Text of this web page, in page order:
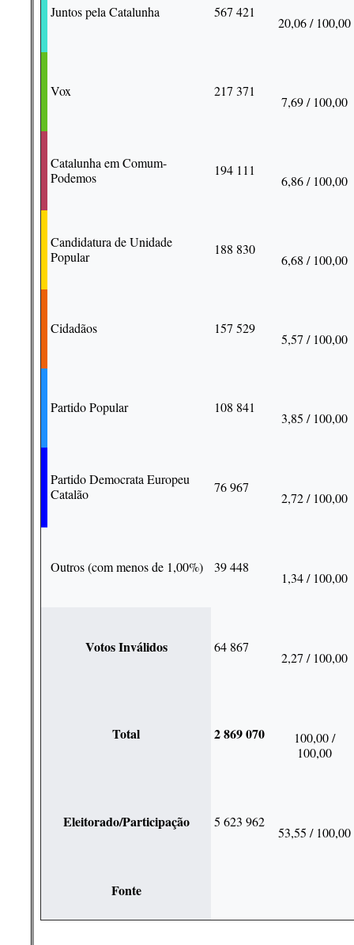
Juntos pela Catalunha 567 421
20,06 / 100,00
Vox 217 371
7,69 / 100,00
Catalunha em Comum-
Podemos
194 111
6,86 / 100,00
Candidatura de Unidade
Popular
188 830
6,68 / 100,00
Cidadãos 157 529
5,57 / 100,00
Partido Popular 108 841
3,85 / 100,00
Partido Democrata Europeu
Catalão
76 967
2,72 / 100,00
Outros (com menos de 1,00%) 39 448
1,34 / 100,00
Votos Inválidos 64 867
2,27 / 100,00
Total 2 869 070
100,00 /
100,00
Eleitorado/Participação 5 623 962
53,55 / 100,00
Fonte